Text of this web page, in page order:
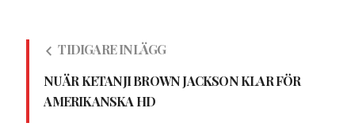
TIDIGARE INLÄGG
NU ÄR KETANJI BROWN JACKSON KLAR FÖR
AMERIKANSKA HD